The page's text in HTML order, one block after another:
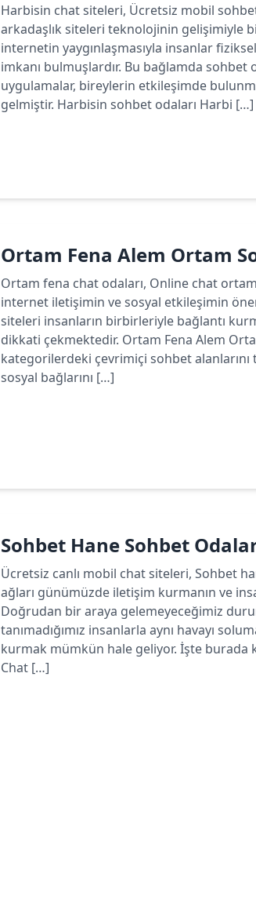
Harbisin chat siteleri, Ücretsiz mobil
arkadaşlık siteleri teknolojinin gelişimiyle
internetin yaygınlaşmasıyla insanlar
imkanı bulmuşlardır. Bu bağlamda
uygulamalar, bireylerin etkileşimde
gelmiştir. Harbisin sohbet odaları Harbi […]
Ortam Fena Alem Ortam
Ortam fena chat odaları, Online chat
internet iletişimin ve sosyal etkileşimin
siteleri insanların birbirleriyle bağlantı
dikkati çekmektedir. Ortam Fena Alem
kategorilerdeki çevrimiçi sohbet
sosyal bağlarını […]
Sohbet Hane Sohbet
Ücretsiz canlı mobil chat siteleri, Sohbet
ağları günümüzde iletişim kurmanın ve
Doğrudan bir araya gelemeyeceğimiz
tanımadığımız insanlarla aynı havayı
kurmak mümkün hale geliyor. İşte burada
Chat […]